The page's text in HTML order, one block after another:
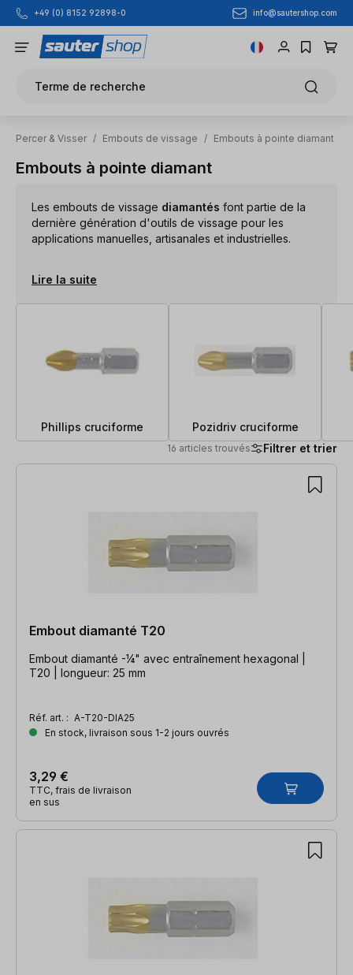
Passer au contenu principal
+49 (0) 8152 92898-0 info@sautershop.com
Terme de recherche
Percer & Visser / Embouts de vissage / Embouts à pointe diamant
Embouts à pointe diamant
Les embouts de vissage diamantés font partie de la
dernière génération d'outils de vissage pour les
applications manuelles, artisanales et industrielles.
Lire la suite
Phillips cruciforme Pozidriv cruciforme
16 articles trouvés Filtrer et trier
16 articles trouvés
Embout diamanté T20
Embout diamanté -¼" avec entraînement hexagonal |
T20 | longueur: 25 mm
Réf. art. : A-T20-DIA25
En stock, livraison sous 1-2 jours ouvrés
3,29 €
TTC, frais de livraison
en sus